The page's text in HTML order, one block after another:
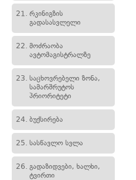
21. რკინიგზის
გადასასვლელი
22. მოძრაობა
ავტომაგისტრალზე
23. საცხოვრებელი ზონა,
სამარშრუტოს
პრიორიტეტი
24. ბუქსირება
25. სასწავლო სვლა
26. გადაზიდვები, ხალხი,
ტვირთი